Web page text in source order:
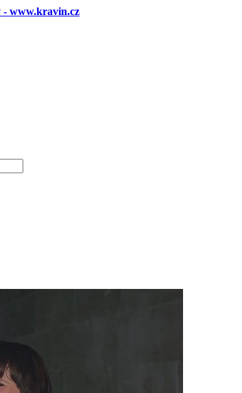
- www.kravin.cz